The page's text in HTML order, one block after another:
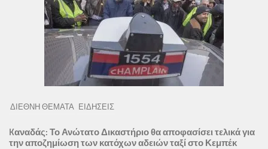
ΔΙΕΘΝΗ ΘΕΜΑΤΑ ΕΙΔΗΣΕΙΣ
Kαναδάς: Το Ανώτατο Δικαστήριο θα αποφασίσει τελικά για
την αποζημίωση των κατόχων αδειών ταξί στο Κεμπέκ